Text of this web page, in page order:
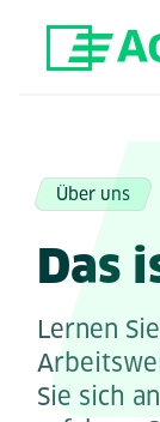
Über uns
Das
Lernen
Sie sich